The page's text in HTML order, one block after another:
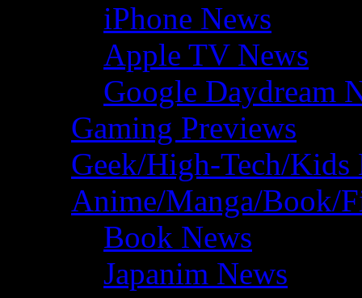
iPhone News
Apple TV News
Google Daydream
Gaming Previews
Geek/High-Tech/Kids
Anime/Manga/Book/
Book News
Japanim News